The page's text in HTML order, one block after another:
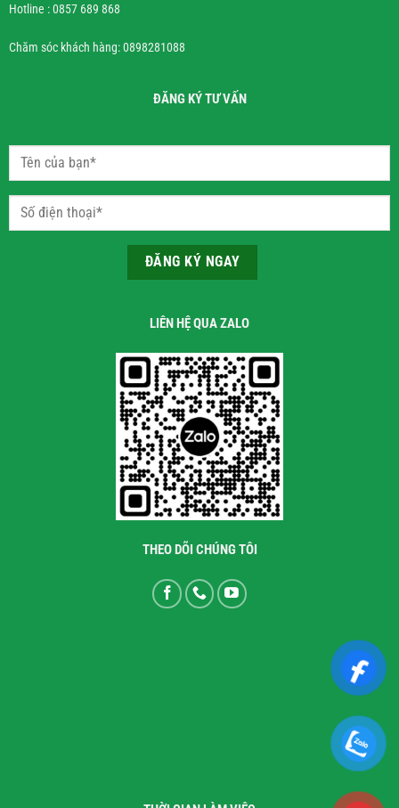
Hotline : 0857 689 868
Chăm sóc khách hàng: 0898281088
ĐĂNG KÝ TƯ VẤN
LIÊN HỆ QUA ZALO
THEO DÕI CHÚNG TÔI